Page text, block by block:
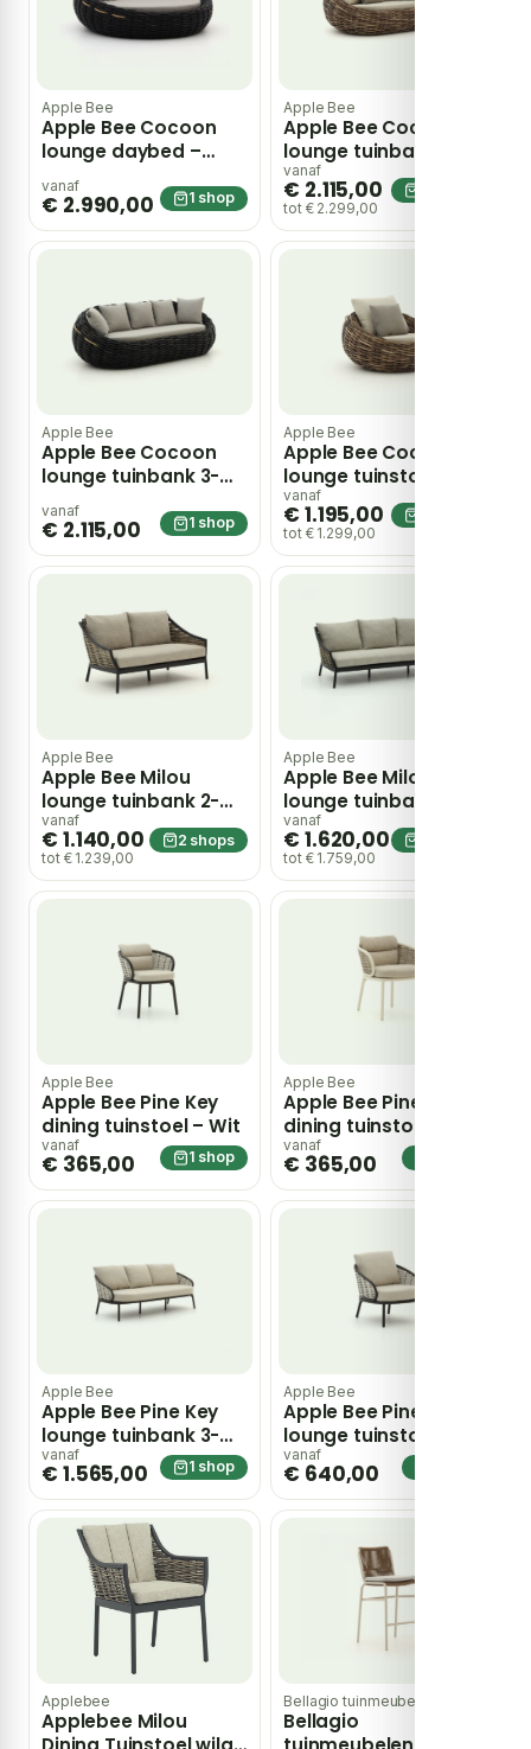
Apple Bee
Apple Bee Cocoon
lounge daybed –
Zwart
vanaf
€ 2.990,00 1 shop
Apple Bee
Apple Bee Cocoon
lounge tuinbank 3-
zits 236cm – Taupe
vanaf
€ 2.115,00
tot € 2.299,00
Apple Bee
Apple Bee Cocoon
lounge tuinbank 3-
zits 236cm – Zwart
vanaf
€ 2.115,00 1 shop
Apple Bee
Apple Bee Cocoon
lounge tuinstoel –
Taupe
vanaf
€ 1.195,00
tot € 1.299,00
Apple Bee
Apple Bee Milou
lounge tuinbank 2-
zits 145cm – Grijs
vanaf
€ 1.140,00
tot € 1.239,00
2 shops
Apple Bee
Apple Bee Milou
lounge tuinbank 3-
zits 203cm – Taupe
vanaf
€ 1.620,00
tot € 1.759,00
Apple Bee
Apple Bee Pine Key
dining tuinstoel – Wit
vanaf
€ 365,00 1 shop
Apple Bee
Apple Bee Pine Key
dining tuinstoel – Wit
vanaf
€ 365,00
Apple Bee
Apple Bee Pine Key
lounge tuinbank 3-
zits 208cm – Wit
vanaf
€ 1.565,00 1 shop
Apple Bee
Apple Bee Pine Key
lounge tuinstoel – Wit
vanaf
€ 640,00
Applebee
Applebee Milou
Bellagio tuinmeubelen
Bellagio